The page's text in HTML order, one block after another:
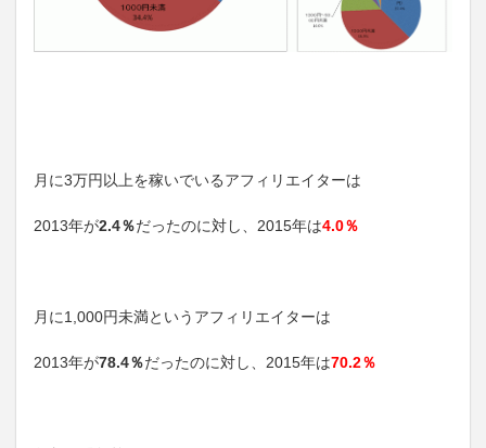
月に3万円以上を稼いでいるアフィリエイターは
2013年が2.4％だったのに対し、2015年は4.0％
月に1,000円未満というアフィリエイターは
2013年が78.4％だったのに対し、2015年は70.2％